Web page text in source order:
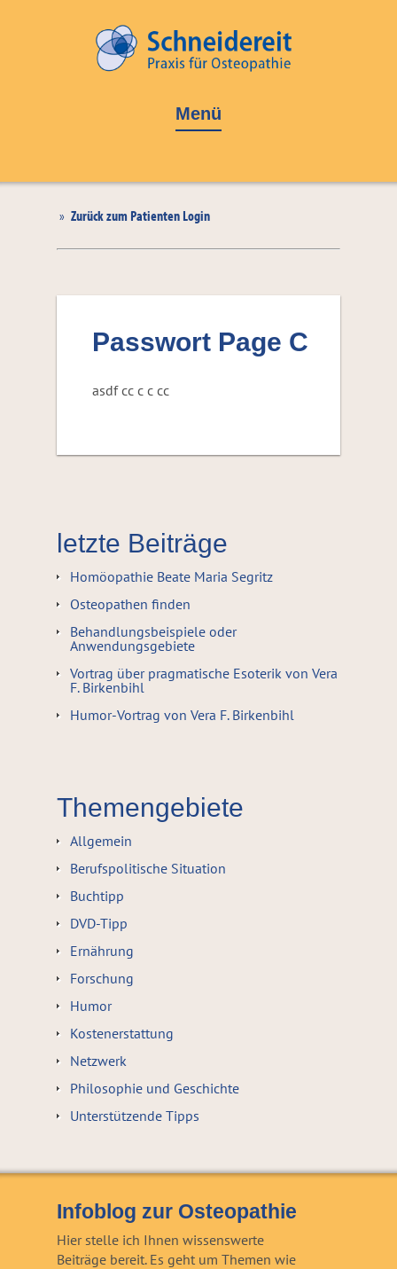
Menü
» Zurück zum Patienten Login
Passwort Page C
asdf cc c c cc
letzte Beiträge
Homöopathie Beate Maria Segritz
Osteopathen finden
Behandlungsbeispiele oder
Anwendungsgebiete
Vortrag über pragmatische Esoterik von Vera
F. Birkenbihl
Humor-Vortrag von Vera F. Birkenbihl
Themengebiete
Allgemein
Berufspolitische Situation
Buchtipp
DVD-Tipp
Ernährung
Forschung
Humor
Kostenerstattung
Netzwerk
Philosophie und Geschichte
Unterstützende Tipps
Infoblog zur Osteopathie
Hier stelle ich Ihnen wissenswerte
Beiträge bereit. Es geht um Themen wie